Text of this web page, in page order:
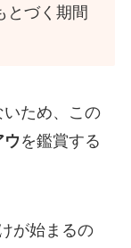
とづく期間
ため、この
ウを鑑賞する
が始まるの